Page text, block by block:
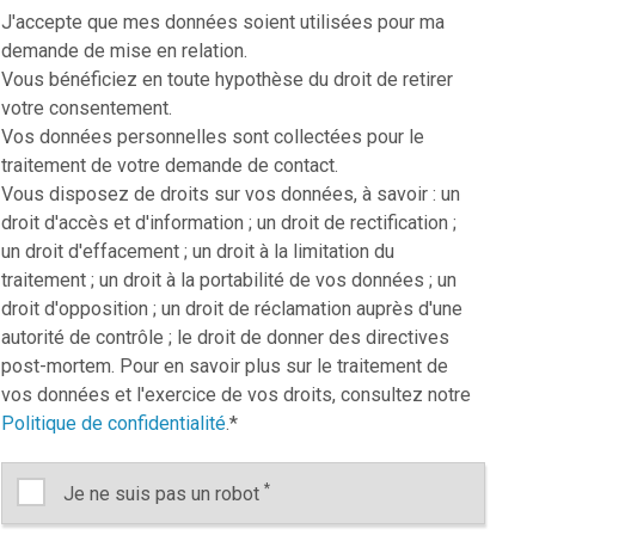
J'accepte que mes données soient utilisées pour ma
demande de mise en relation.
Vous bénéficiez en toute hypothèse du droit de retirer
votre consentement.
Vos données personnelles sont collectées pour le
traitement de votre demande de contact.
Vous disposez de droits sur vos données, à savoir : un
droit d'accès et d'information ; un droit de rectification ;
un droit d'effacement ; un droit à la limitation du
traitement ; un droit à la portabilité de vos données ; un
droit d'opposition ; un droit de réclamation auprès d'une
autorité de contrôle ; le droit de donner des directives
post-mortem. Pour en savoir plus sur le traitement de
vos données et l'exercice de vos droits, consultez notre
Politique de confidentialité.*
Je ne suis pas un robot *